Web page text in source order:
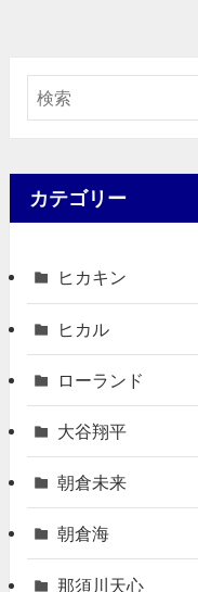
カテゴリー
ヒカキン
ヒカル
ローランド
大谷翔平
朝倉未来
朝倉海
那須川天心